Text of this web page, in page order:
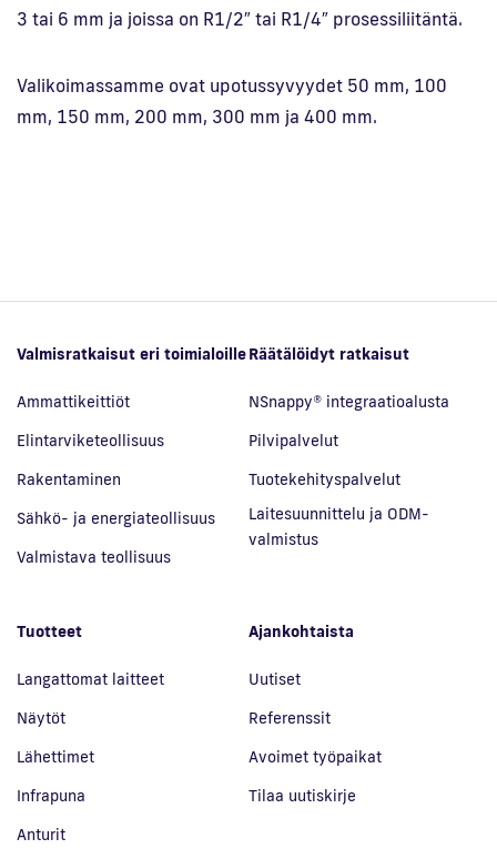
3 tai 6 mm ja joissa on R1/2″ tai R1/4″ prosessiliitäntä.
Valikoimassamme ovat upotussyvyydet 50 mm, 100
mm, 150 mm, 200 mm, 300 mm ja 400 mm.
Valmisratkaisut eri toimialoille
Ammattikeittiöt
Elintarviketeollisuus
Rakentaminen
Sähkö- ja energiateollisuus
Valmistava teollisuus
Räätälöidyt ratkaisut
NSnappy® integraatioalusta
Pilvipalvelut
Tuotekehityspalvelut
Laitesuunnittelu ja ODM-
valmistus
Tuotteet
Langattomat laitteet
Näytöt
Lähettimet
Infrapuna
Anturit
Ajankohtaista
Uutiset
Referenssit
Avoimet työpaikat
Tilaa uutiskirje